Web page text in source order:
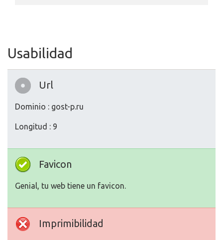
Usabilidad
Url
Dominio : gost-p.ru
Longitud : 9
Favicon
Genial, tu web tiene un favicon.
Imprimibilidad